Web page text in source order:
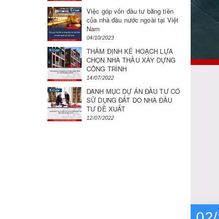
Việc góp vốn đầu tư bằng tiền
của nhà đầu nước ngoài tại Việt
Nam
04/10/2023
THẨM ĐỊNH KẾ HOẠCH LỰA
CHỌN NHÀ THẦU XÂY DỰNG
CÔNG TRÌNH
14/07/2022
DANH MỤC DỰ ÁN ĐẦU TƯ CÓ
SỬ DỤNG ĐẤT DO NHÀ ĐẦU
TƯ ĐỀ XUẤT
12/07/2022